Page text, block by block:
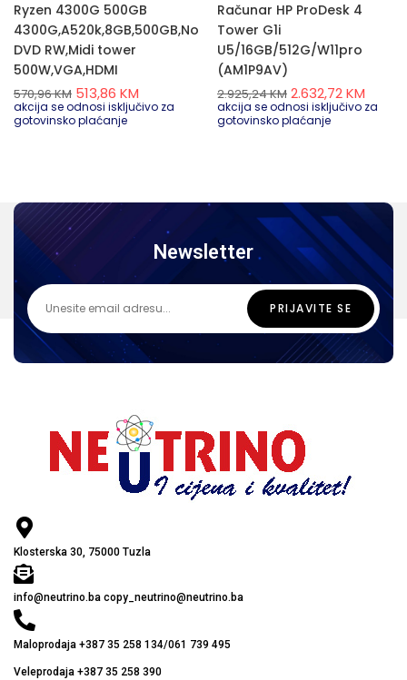
Ryzen 4300G 500GB
4300G,A520k,8GB,500GB,No
DVD RW,Midi tower
500W,VGA,HDMI
570,96KM 513,86 KM
akcija se odnosi isključivo za
gotovinsko plaćanje
Računar HP ProDesk 4
Tower G1i
U5/16GB/512G/W11pro
(AM1P9AV)
2.925,24KM 2.632,72KM
akcija se odnosi isključivo za
gotovinsko plaćanje
Newsletter
Klosterska 30, 75000 Tuzla
info@neutrino.ba copy_neutrino@neutrino.ba
Maloprodaja +387 35 258 134/061 739 495
Veleprodaja +387 35 258 390